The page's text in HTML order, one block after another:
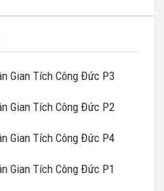
Gian Tích Công Đức P3
Gian Tích Công Đức P2
Gian Tích Công Đức P4
Gian Tích Công Đức P1